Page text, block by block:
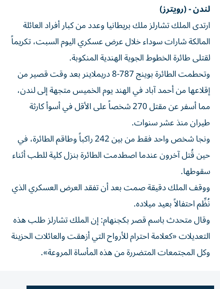
لندن - (رويترز)
ارتدى الملك تشارلز ملك بريطانيا وعدد من كبار أفراد العائلة
المالكة شارات سوداء خلال عرض عسكري اليوم السبت، تكريماً
لقتلى طائرة الخطوط الجوية الهندية المنكوبة.
وتحطمت الطائرة بوينج 787-8 دريملاينر بعد وقت قصير من
إقلاعها من أحمد آباد في الهند يوم الخميس متجهة إلى لندن،
مما أسفر عن مقتل 270 شخصاً على الأقل في أسوأ كارثة
طيران منذ عشر سنوات.
ونجا شخص واحد فقط من بين 242 راكباً وطاقم الطائرة، في
حين قُتل آخرون عندما اصطدمت الطائرة بنزل كلية للطب أثناء
سقوطها.
ووقف الملك دقيقة صمت بعد أن تفقد العرض العسكري الذي
نُظِّم احتفالاً بعيد ميلاده.
وقال متحدث باسم قصر بكجنهام: إن الملك تشارلز طلب هذه
التعديلات «كعلامة احترام للأرواح التي أزهقت والعائلات الحزينة
وكل المجتمعات المتضررة من هذه المأساة المروعة».